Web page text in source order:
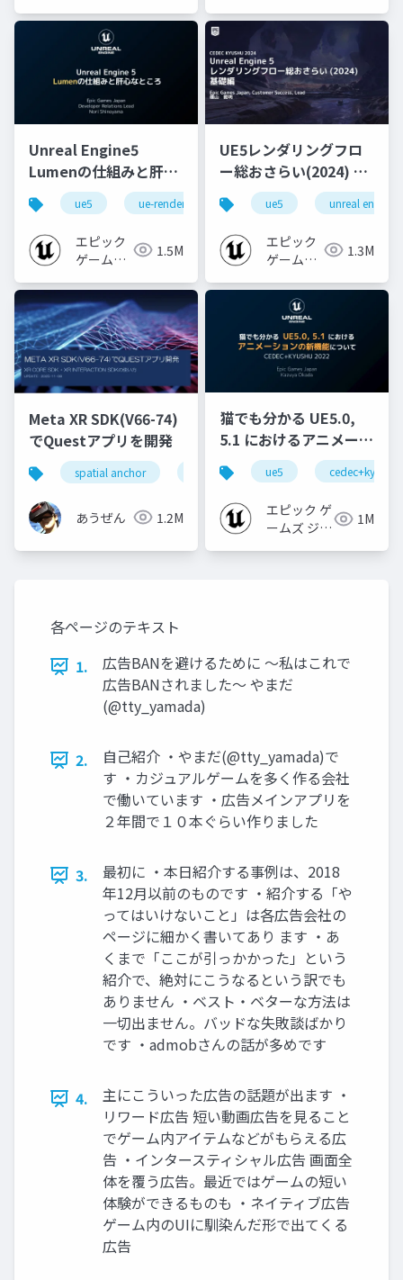
Unreal Engine5
Lumenの仕組みと肝心
なところ
ue5 ue-rendering ue-lumen
エピック
ゲームズ
1.5M
UE5レンダリングフロ
ー総おさらい(2024) 基
礎編！
[CEDEC+KYUSHU
2024]
ue5 unreal engine
エピック
ゲームズ
1.3M
Meta XR SDK(V66-74)
でQuestアプリを開発
spatial anchor quest pro
あうぜん 1.2M
猫でも分かる UE5.0,
5.1 におけるアニメーシ
ョンの新機能について
【CEDEC+KYUSHU
2022】
ue5 cedec+kyushu
エピック ゲ
ームズ ジャ
1M
各ページのテキスト
1.
広告BANを避けるために 〜私はこれで
広告BANされました〜 やまだ
(@tty_yamada)
2.
自己紹介 ・やまだ(@tty_yamada)で
す ・カジュアルゲームを多く作る会社
で働いています ・広告メインアプリを
２年間で１０本ぐらい作りました
3.
最初に ・本日紹介する事例は、2018
年12月以前のものです ・紹介する「や
ってはいけないこと」は各広告会社の
ページに細かく書いてあり ます ・あ
くまで「ここが引っかかった」という
紹介で、絶対にこうなるという訳でも
ありません ・ベスト・ベターな方法は
一切出ません。バッドな失敗談ばかり
です ・admobさんの話が多めです
4.
主にこういった広告の話題が出ます ・
リワード広告 短い動画広告を見ること
でゲーム内アイテムなどがもらえる広
告 ・インタースティシャル広告 画面全
体を覆う広告。最近ではゲームの短い
体験ができるものも ・ネイティブ広告
ゲーム内のUIに馴染んだ形で出てくる
広告